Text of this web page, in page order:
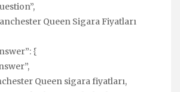
Queen Sigara Fiyatları
{
Queen sigara fiyatları,